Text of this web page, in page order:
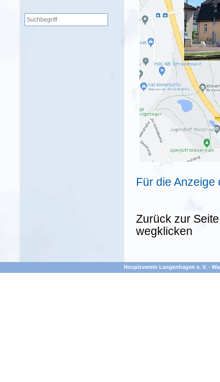
Für die Anzeige
Zurück zur
wegklicken
Hospizverein Langenhagen e. V. -